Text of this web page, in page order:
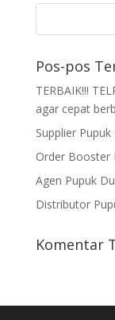
Pos-pos
TERBAIK!!!
agar cepat
Supplier
Order Booster
Agen Pupuk
Distributor
Komentar